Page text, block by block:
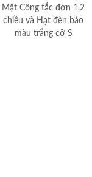
Mặt Công tắc đơn 1,2
chiều và Hạt đèn báo
màu trắng cỡ S